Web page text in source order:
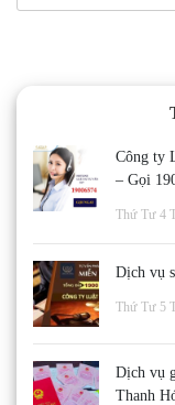
kiếm
Công ty
– Gọi
Thứ Tư 4
Dịch vụ
Thứ Tư 5
Dịch vụ
Thanh